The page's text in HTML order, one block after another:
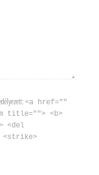
<a href=""
title=""> <b>
<del
<strike>